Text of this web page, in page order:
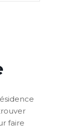
faire